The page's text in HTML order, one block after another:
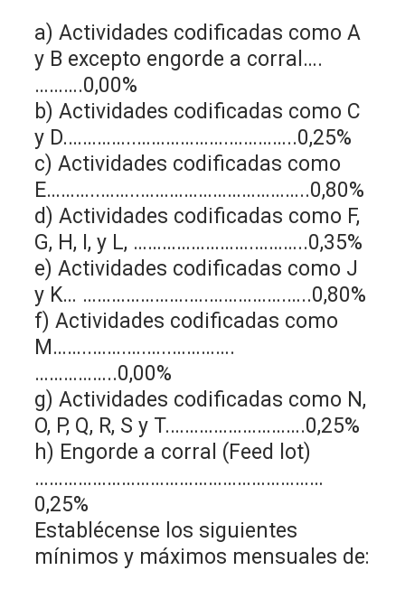
a) Actividades codificadas como A
y B excepto engorde a corral….
……….0,00%
b) Actividades codificadas como C
y D.…………..……………….…………..0,25%
c) Actividades codificadas como
E………..……..……………………………..0,80%
d) Actividades codificadas como F,
G, H, I, y L, …………………….………..0,35%
e) Actividades codificadas como J
y K… ………………….….…………….…..0,80%
f) Actividades codificadas como
M……..…….….…..………….
……………..0,00%
g) Actividades codificadas como N,
O, P, Q, R, S y T.……………………….0,25%
h) Engorde a corral (Feed lot)
……………………………………………………
0,25%
Establécense los siguientes
mínimos y máximos mensuales de: